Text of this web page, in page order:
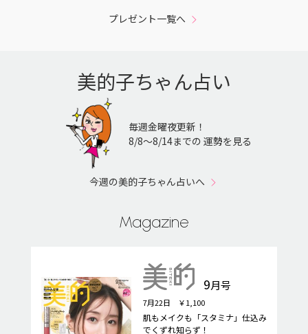
プレゼント一覧へ
美的子ちゃん占い
毎週金曜夜更新！
8/8〜8/14までの 運勢を見る
今週の美的子ちゃん占いへ
Magazine
9月号
7月22日 ￥1,100
肌もメイクも「スタミナ」仕込み
でくずれ知らず！